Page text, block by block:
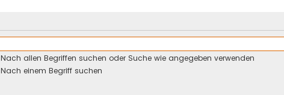
Nach allen Begriffen suchen oder Suche wie angegeben verwenden
Nach einem Begriff suchen